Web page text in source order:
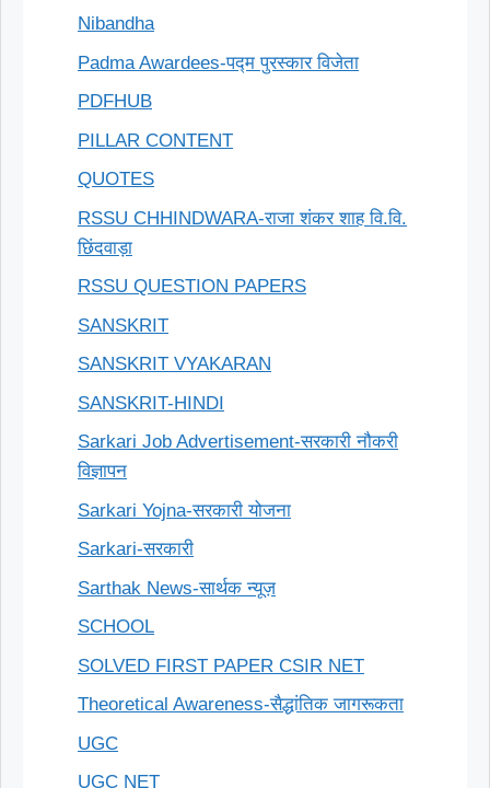
Nibandha
Padma Awardees-पद्म पुरस्कार विजेता
PDFHUB
PILLAR CONTENT
QUOTES
RSSU CHHINDWARA-राजा शंकर शाह वि.वि.
छिंदवाड़ा
RSSU QUESTION PAPERS
SANSKRIT
SANSKRIT VYAKARAN
SANSKRIT-HINDI
Sarkari Job Advertisement-सरकारी नौकरी
विज्ञापन
Sarkari Yojna-सरकारी योजना
Sarkari-सरकारी
Sarthak News-सार्थक न्यूज़
SCHOOL
SOLVED FIRST PAPER CSIR NET
Theoretical Awareness-सैद्धांतिक जागरूकता
UGC
UGC NET